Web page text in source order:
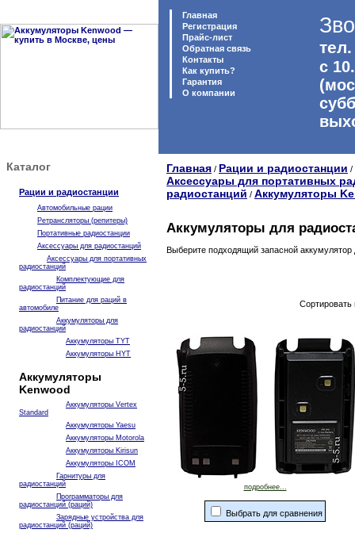
Главная
Регистрация
Прайс-лист
Обратная связь
Контакты
Как купить?
Гарантия
O компании
с
Каталог
Рации и радиостанции
Автомобильные рации
Ретрансляторы (репитеры)
Портативные радиостанции
Аксессуары для радиостанций
Аксессуары для портативных
радиостанций
Комплектующие для
радиостанций
Питание для раций в
автомобиле
Аккумуляторы для
радиостанций
Аккумуляторы TYT
Аккумуляторы HYT
Аккумуляторы
Kenwood
Аккумуляторы Vertex
Standard
Аккумуляторы Yaesu
Аккумуляторы Motorola
Аккумуляторы Kirisun
Аккумуляторы ICOM
Гарнитуры для
радиостанций
Программаторы для
радиостанций (раций)
Зарядные устройства для
радиостанций (раций)
Главная / Рации и радиостанции /
Аксессуары для портативных
радиостанций / Аккумуляторы
Аккумуляторы для
Выберите подходящий запасной аккумулятор
подробнее...
Выбрать для сравнения